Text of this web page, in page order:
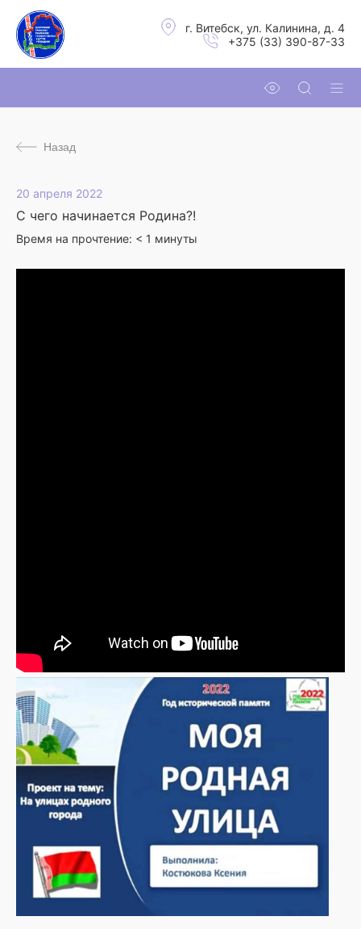
г. Витебск, ул. Калинина, д. 4
+375 (33) 390-87-33
Назад
20 апреля 2022
С чего начинается Родина?!
Время на прочтение: < 1 минуты